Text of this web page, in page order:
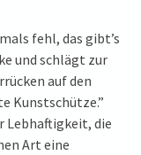
fehl, das gibt’s
und schlägt zur
auf den
Kunstschütze.”
Lebhaftigkeit, die
Art eine